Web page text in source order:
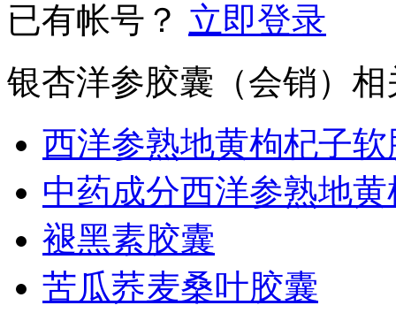
已有帐号？ 立即登录
银杏洋参胶囊（会销）
西洋参熟地黄枸杞子软
中药成分西洋参熟地
褪黑素胶囊
苦瓜荞麦桑叶胶囊